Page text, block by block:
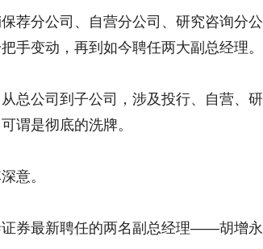
荐分公司、自营分公司、研究咨询分
手变动，再到如今聘任两大副总经理。
总公司到子公司，涉及投行、自营、
谓是彻底的洗牌。
意。
券最新聘任的两名副总经理——胡增永